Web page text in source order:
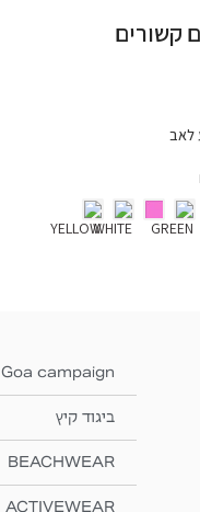
קשורים
לאב
Goa campaign
ביגוד קיץ
BEACHWEAR
ACTIVEWEAR